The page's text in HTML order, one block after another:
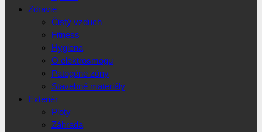
Zdravie
Čistý vzduch
Fitness
Hygiena
O elektrosmogu
Patogéne zóny
Stavebné materiály
Exteriér
Ploty
Záhrada